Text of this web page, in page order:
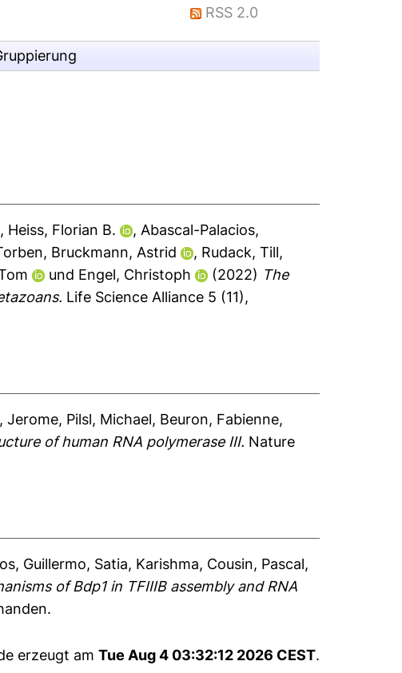
RSS 2.0
, Heiss, Florian B. , Abascal-Palacios,
, Bruckmann, Astrid , Rudack, Till,
und Engel, Christoph (2022) The
Life Science Alliance 5 (11),
Jerome, Pilsl, Michael, Beuron, Fabienne,
of human RNA polymerase III. Nature
Guillermo, Satia, Karishma, Cousin, Pascal,
of Bdp1 in TFIIIB assembly and RNA
erzeugt am Tue Aug 4 03:32:12 2026 CEST.